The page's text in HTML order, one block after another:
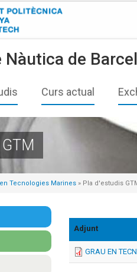
Nàutica de
Curs actual
Tecnologies Marines » Pla d'estudis
Adjunt
GRAU EN